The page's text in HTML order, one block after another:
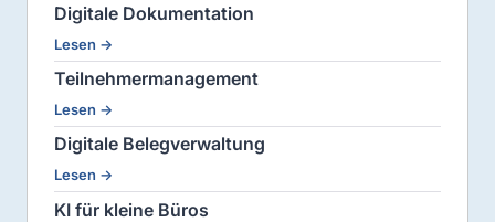
Digitale Dokumentation
Lesen →
Teilnehmermanagement
Lesen →
Digitale Belegverwaltung
Lesen →
KI für kleine Büros